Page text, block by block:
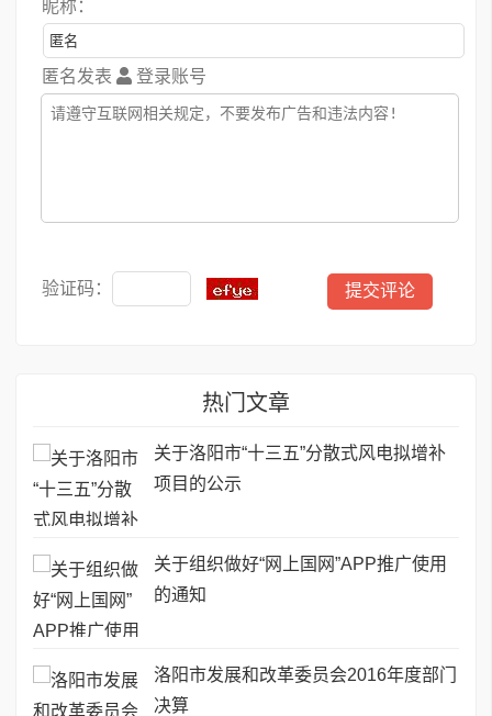
昵称：
匿名发表 登录账号
验证码：
热门文章
关于洛阳市“十三五”分散式风电拟增补
项目的公示
关于组织做好“网上国网”APP推广使用
的通知
洛阳市发展和改革委员会2016年度部门
决算